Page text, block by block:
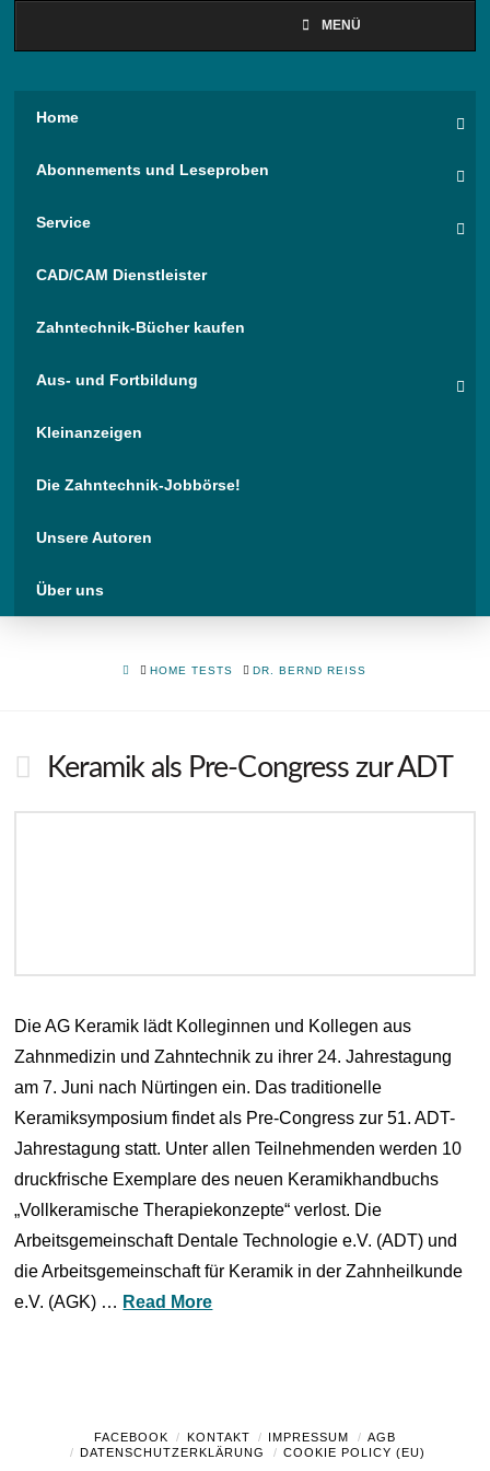
MENÜ
Home
Abonnements und Leseproben
Service
CAD/CAM Dienstleister
Zahntechnik-Bücher kaufen
Aus- und Fortbildung
Kleinanzeigen
Die Zahntechnik-Jobbörse!
Unsere Autoren
Über uns
HOMEHOME TESTS DR. BERND REISS
Keramik als Pre-Congress zur ADT
Die AG Keramik lädt Kolleginnen und Kollegen aus
Zahnmedizin und Zahntechnik zu ihrer 24. Jahrestagung
am 7. Juni nach Nürtingen ein. Das traditionelle
Keramiksymposium findet als Pre-Congress zur 51. ADT-
Jahrestagung statt. Unter allen Teilnehmenden werden 10
druckfrische Exemplare des neuen Keramikhandbuchs
„Vollkeramische Therapiekonzepte“ verlost. Die
Arbeitsgemeinschaft Dentale Technologie e.V. (ADT) und
die Arbeitsgemeinschaft für Keramik in der Zahnheilkunde
e.V. (AGK) … Read More
FACEBOOK KONTAKT IMPRESSUM
AGB
DATENSCHUTZERKLÄRUNG
COOKIE POLICY (EU)